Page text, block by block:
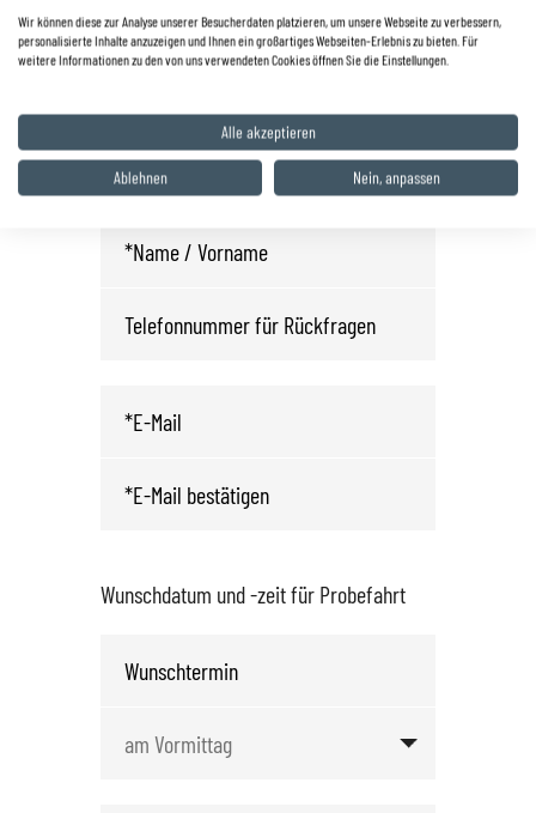
0 68 25 / 22 03
info.wnd@autohaus-zyrull.de
Fahrzeug anfragen oder
Probefahrt vereinbaren
Wunschdatum und -zeit für Probefahrt
Wir können diese zur Analyse unserer Besucherdaten platzieren, um unsere Webseite zu verbessern,
personalisierte Inhalte anzuzeigen und Ihnen ein großartiges Webseiten-Erlebnis zu bieten. Für
weitere Informationen zu den von uns verwendeten Cookies öffnen Sie die Einstellungen.
Alle akzeptieren
Ablehnen Nein, anpassen